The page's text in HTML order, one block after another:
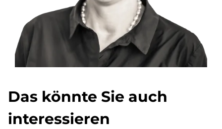
Das könnte Sie auch
interessieren